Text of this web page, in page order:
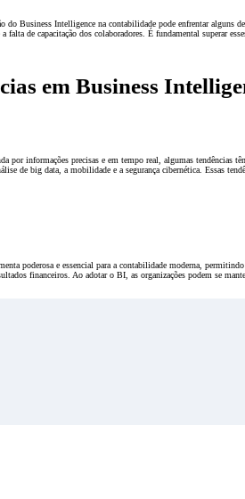
do Business Intelligence na contabilidade pode enfrentar alguns
falta de capacitação dos colaboradores. É fundamental superar
em Business
por informações precisas e em tempo real, algumas tendências
de big data, a mobilidade e a segurança cibernética. Essas
poderosa e essencial para a contabilidade moderna,
financeiros. Ao adotar o BI, as organizações podem se